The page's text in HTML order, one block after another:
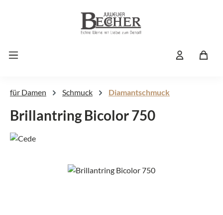
Zum Hauptinhalt springen
für Damen Schmuck Diamantschmuck
Brillantring Bicolor 750
Bildergalerie überspringen